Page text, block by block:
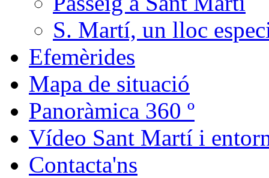
S. Martí, un lloc
Efemèrides
Mapa de situació
Panoràmica 360 º
Vídeo Sant Martí i
Contacta'ns